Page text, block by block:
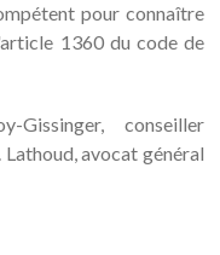
pour connaître
1360 du code de
conseiller
avocat général